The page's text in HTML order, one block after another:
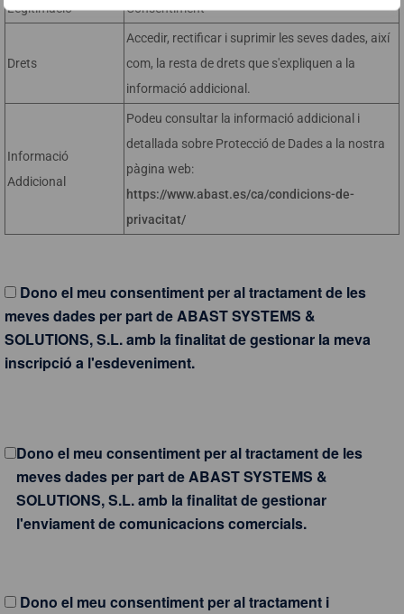
Legitimació Consentiment
Drets
Accedir, rectificar i suprimir les seves dades, així
com, la resta de drets que s'expliquen a la
informació addicional.
Informació
Addicional
Podeu consultar la informació addicional i
detallada sobre Protecció de Dades a la nostra
pàgina web:
https://www.abast.es/ca/condicions-de-
privacitat/
Dono el meu consentiment per al tractament de les
meves dades per part de ABAST SYSTEMS &
SOLUTIONS, S.L. amb la finalitat de gestionar la meva
inscripció a l'esdeveniment.
Dono el meu consentiment per al tractament de les
meves dades per part de ABAST SYSTEMS &
SOLUTIONS, S.L. amb la finalitat de gestionar
l'enviament de comunicacions comercials.
Dono el meu consentiment per al tractament i